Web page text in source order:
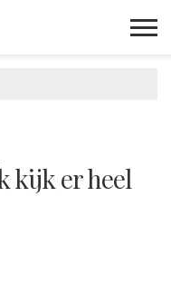
kijk er heel